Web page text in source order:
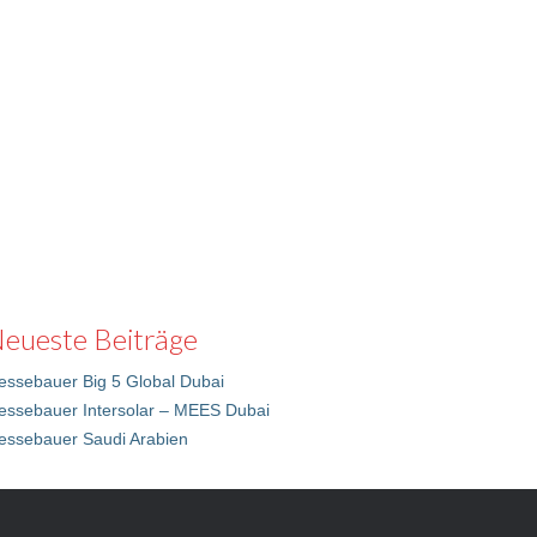
Beiträge
Big 5 Global Dubai
Intersolar – MEES Dubai
Saudi Arabien